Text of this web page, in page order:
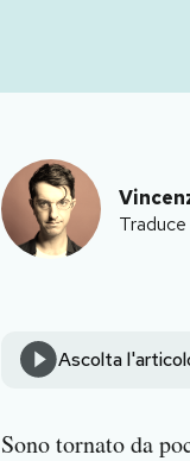
Ascolta
Sono tornato da